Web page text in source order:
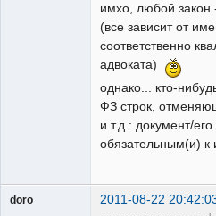
имхо, любой закон
(все зависит от
соответственно
адвоката)
однако... кто-
ФЗ строк,
и т.д.: документ/
обязательным(и)
doro 2011-08-22